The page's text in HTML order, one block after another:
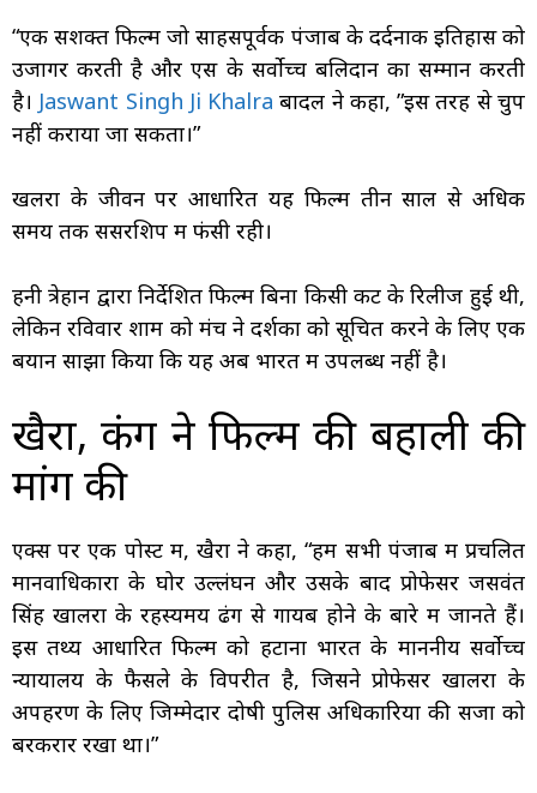
“एक सशक्त फिल्म जो साहसपूर्वक पंजाब के दर्दनाक इतिहास को
उजागर करती है और एस के सर्वोच्च बलिदान का सम्मान करती
है। Jaswant Singh Ji Khalra बादल ने कहा, ”इस तरह से चुप
नहीं कराया जा सकता।”
खलरा के जीवन पर आधारित यह फिल्म तीन साल से अधिक
समय तक सेंसरशिप में फंसी रही।
हनी त्रेहान द्वारा निर्देशित फिल्म बिना किसी कट के रिलीज हुई थी,
लेकिन रविवार शाम को मंच ने दर्शकों को सूचित करने के लिए एक
बयान साझा किया कि यह अब भारत में उपलब्ध नहीं है।
खैरा, कंग ने फिल्म की बहाली की
मांग की
एक्स पर एक पोस्ट में, खैरा ने कहा, “हम सभी पंजाब में प्रचलित
मानवाधिकारों के घोर उल्लंघन और उसके बाद प्रोफेसर जसवंत
सिंह खालरा के रहस्यमय ढंग से गायब होने के बारे में जानते हैं।
इस तथ्य आधारित फिल्म को हटाना भारत के माननीय सर्वोच्च
न्यायालय के फैसले के विपरीत है, जिसने प्रोफेसर खालरा के
अपहरण के लिए जिम्मेदार दोषी पुलिस अधिकारियों की सजा को
बरकरार रखा था।”